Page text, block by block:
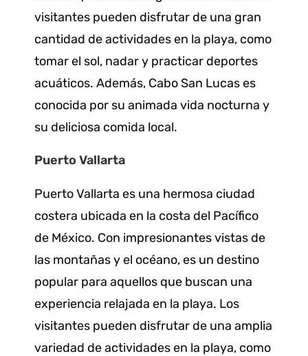
visitantes pueden disfrutar de una gran
cantidad de actividades en la playa, como
tomar el sol, nadar y practicar deportes
acuáticos. Además, Cabo San Lucas es
conocida por su animada vida nocturna y
su deliciosa comida local.
Puerto Vallarta
Puerto Vallarta es una hermosa ciudad
costera ubicada en la costa del Pacífico
de México. Con impresionantes vistas de
las montañas y el océano, es un destino
popular para aquellos que buscan una
experiencia relajada en la playa. Los
visitantes pueden disfrutar de una amplia
variedad de actividades en la playa, como